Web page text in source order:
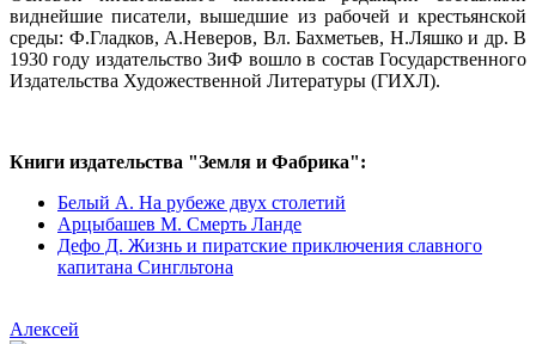
виднейшие писатели, вышедшие из рабочей и крестьянской
среды: Ф.Гладков, А.Неверов, Вл. Бахметьев, Н.Ляшко и др. В
1930 году издательство ЗиФ вошло в состав Государственного
Издательства Художественной Литературы (ГИХЛ).
Книги издательства "Земля и Фабрика":
Белый А. На рубеже двух столетий
Арцыбашев М. Смерть Ланде
Дефо Д. Жизнь и пиратские приключения славного
капитана Сингльтона
Алексей